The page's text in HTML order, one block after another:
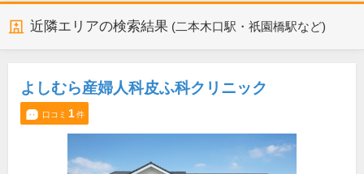
近隣エリアの検索結果 (二本木口駅・祇園橋駅など)
よしむら産婦人科皮ふ科クリニック
口コミ 1件